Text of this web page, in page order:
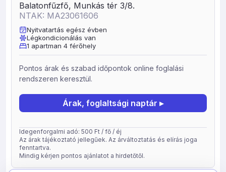
Balatonfűzfő, Munkás tér 3/8.
NTAK: MA23061606
Nyitvatartás egész évben
Légkondicionálás van
1 apartman 4 férőhely
Pontos árak és szabad időpontok online foglalási
rendszeren keresztül.
Árak, foglaltsági naptár ▸
Idegenforgalmi adó: 500 Ft / fő / éj
Az árak tájékoztató jellegűek. Az árváltoztatás és elírás joga
fenntartva.
Mindig kérjen pontos ajánlatot a hirdetőtől.